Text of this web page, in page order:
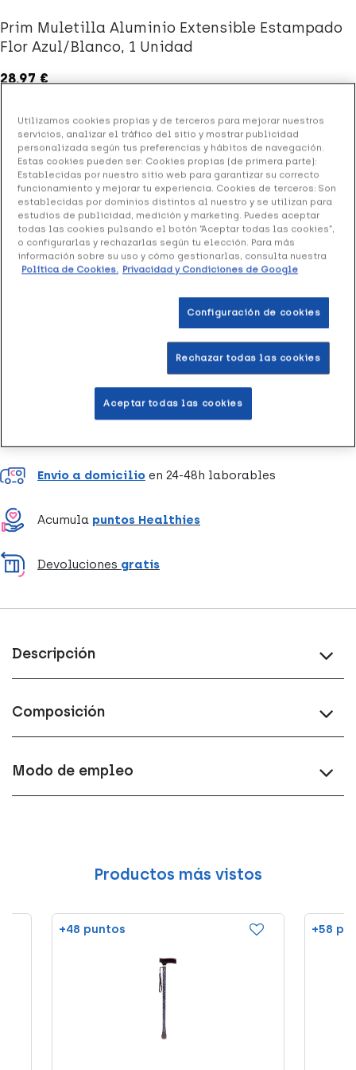
Prim Muletilla Aluminio Extensible Estampado
Flor Azul/Blanco, 1 Unidad
28.97 €
+ 58 puntosHealthies
(1 opinión)
Prim Muletilla Aluminio Extensible Estampado Flor
Azul/Blancoes una muletilla extensible que ayuda a
caminar.
Envío a domicilio en 24-48h laborables
Acumula puntos Healthies
Devoluciones gratis
Descripción
Composición
Modo de empleo
Productos más vistos
+48 puntos +58
Utilizamos cookies propias y de terceros para mejorar nuestros
servicios, analizar el tráfico del sitio y mostrar publicidad
personalizada según tus preferencias y hábitos de navegación.
Estas cookies pueden ser: Cookies propias (de primera parte):
Establecidas por nuestro sitio web para garantizar su correcto
funcionamiento y mejorar tu experiencia. Cookies de terceros: Son
establecidas por dominios distintos al nuestro y se utilizan para
estudios de publicidad, medición y marketing. Puedes aceptar
todas las cookies pulsando el botón “Aceptar todas las cookies”,
o configurarlas y rechazarlas según tu elección. Para más
información sobre su uso y cómo gestionarlas, consulta nuestra
Política de Cookies. Privacidad y Condiciones de Google
Configuración de cookies
Rechazar todas las cookies
Aceptar todas las cookies